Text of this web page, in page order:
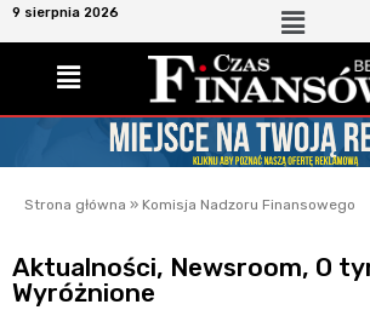
9 sierpnia 2026
Strona główna » Komisja Nadzoru Finansowego
Aktualności, Newsroom, O
Wyróżnione